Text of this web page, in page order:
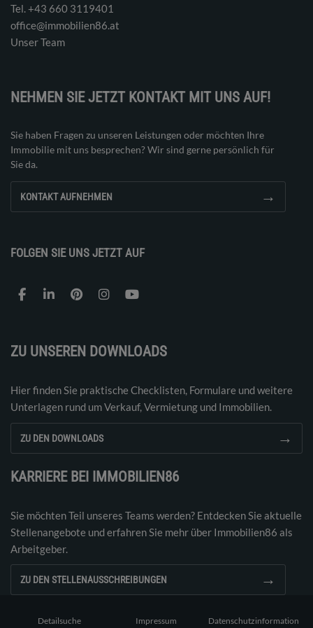
Tel. ‭+43 660 3119401‬
office@immobilien86.at
Unser Team
NEHMEN SIE JETZT KONTAKT MIT UNS AUF!
Sie haben Fragen zu unseren Leistungen oder möchten Ihre
Immobilie mit uns besprechen? Wir sind gerne persönlich für
Sie da.
KONTAKT AUFNEHMEN →
FOLGEN SIE UNS JETZT AUF
ZU UNSEREN DOWNLOADS
Hier finden Sie praktische Checklisten, Formulare und weitere
Unterlagen rund um Verkauf, Vermietung und Immobilien.
ZU DEN DOWNLOADS →
KARRIERE BEI IMMOBILIEN86
Sie möchten Teil unseres Teams werden? Entdecken Sie aktuelle
Stellenangebote und erfahren Sie mehr über Immobilien86 als
Arbeitgeber.
ZU DEN STELLENAUSSCHREIBUNGEN →
Detailsuche Impressum Datenschutzinformation